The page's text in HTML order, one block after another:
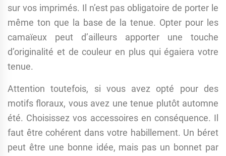
sur vos imprimés. Il n’est pas obligatoire de porter le
même ton que la base de la tenue. Opter pour les
camaïeux peut d’ailleurs apporter une touche
d’originalité et de couleur en plus qui égaiera votre
tenue.
Attention toutefois, si vous avez opté pour des
motifs floraux, vous avez une tenue plutôt automne
été. Choisissez vos accessoires en conséquence. Il
faut être cohérent dans votre habillement. Un béret
peut être une bonne idée, mais pas un bonnet par